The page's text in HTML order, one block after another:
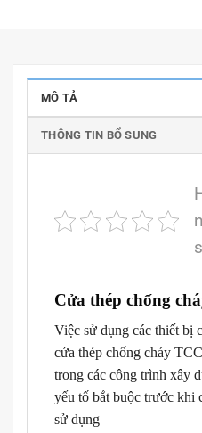
MÔ TẢ
THÔNG TIN BỔ SUNG
Cửa thép chống
Việc sử dụng các thiết bị
cửa thép chống cháy
trong các công trình xây
yếu tố bắt buộc trước khi
sử dụng